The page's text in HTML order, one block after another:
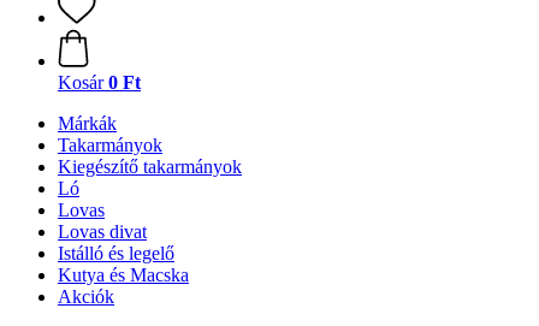
Kosár 0 Ft
Márkák
Takarmányok
Kiegészítő takarmányok
Ló
Lovas
Lovas divat
Istálló és legelő
Kutya és Macska
Akciók